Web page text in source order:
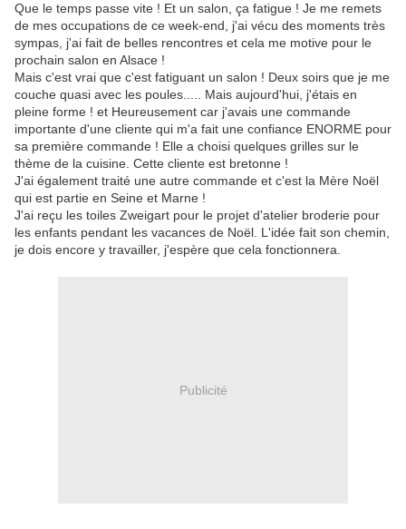
Que le temps passe vite ! Et un salon, ça fatigue ! Je me remets
de mes occupations de ce week-end, j'ai vécu des moments très
sympas, j'ai fait de belles rencontres et cela me motive pour le
prochain salon en Alsace !
Mais c'est vrai que c'est fatiguant un salon ! Deux soirs que je me
couche quasi avec les poules..... Mais aujourd'hui, j'étais en
pleine forme ! et Heureusement car j'avais une commande
importante d'une cliente qui m'a fait une confiance ENORME pour
sa première commande ! Elle a choisi quelques grilles sur le
thème de la cuisine. Cette cliente est bretonne !
J'ai également traité une autre commande et c'est la Mère Noël
qui est partie en Seine et Marne !
J'ai reçu les toiles Zweigart pour le projet d'atelier broderie pour
les enfants pendant les vacances de Noël. L'idée fait son chemin,
je dois encore y travailler, j'espère que cela fonctionnera.
Publicité